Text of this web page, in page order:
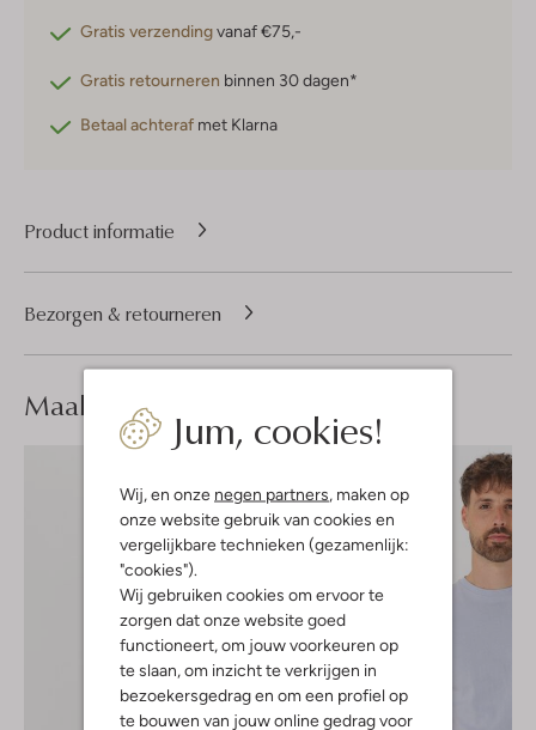
Jum, cookies!
Wij, en onze negen partners , maken op
onze website gebruik van cookies en
vergelijkbare technieken (gezamenlijk:
"cookies").
Wij gebruiken cookies om ervoor te
zorgen dat onze website goed
functioneert, om jouw voorkeuren op
te slaan, om inzicht te verkrijgen in
bezoekersgedrag en om een profiel op
te bouwen van jouw online gedrag voor
Gratis verzendingvanaf €75,-
Gratis retourneren binnen 30 dagen*
Betaal achteraf met Klarna
Product informatie
Bezorgen & retourneren
Maak je look compleet